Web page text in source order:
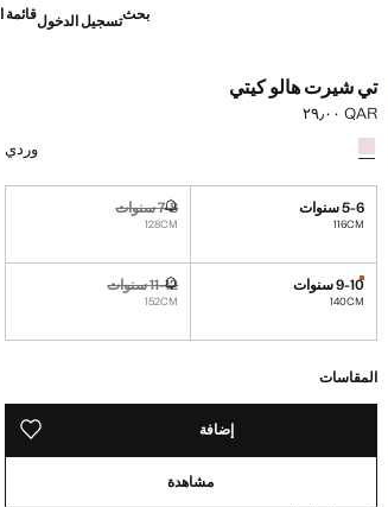
بحثتسجيل الدخولقائمة
تي شيرت هالو كيتي
السعر الحالي [QAR ٢٩٫٠٠ ]
QAR ٢٩٫٠٠
حدد اللون
وردي
5-6 سنوات
116CM
7-8 سنوات
128CM
غير متوفر. أنا أريده!
9-10 سنوات
140CM
القطع الأخيرة! 11-12 سنوات
152CM
غير متوفر. أنا أريده!
المقاسات
إضافة حفظه
مشاهدة